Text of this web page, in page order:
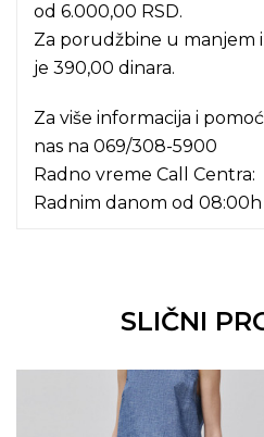
od 6.000,00 RSD.
Za porudžbine u manjem
je 390,00 dinara.
Za više informacija i
nas na 069/308-5900
Radno vreme Call Centra:
Radnim danom od 08:00h
SLIČNI